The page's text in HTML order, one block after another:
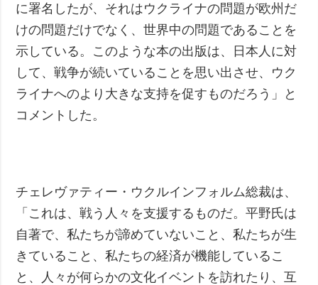
に署名したが、それはウクライナの問題が欧州だ
けの問題だけでなく、世界中の問題であることを
示している。このような本の出版は、日本人に対
して、戦争が続いていることを思い出させ、ウク
ライナへのより大きな支持を促すものだろう」と
コメントした。
チェレヴァティー・ウクルインフォルム総裁は、
「これは、戦う人々を支援するものだ。平野氏は
自著で、私たちが諦めていないこと、私たちが生
きていること、私たちの経済が機能しているこ
と、人々が何らかの文化イベントを訪れたり、互